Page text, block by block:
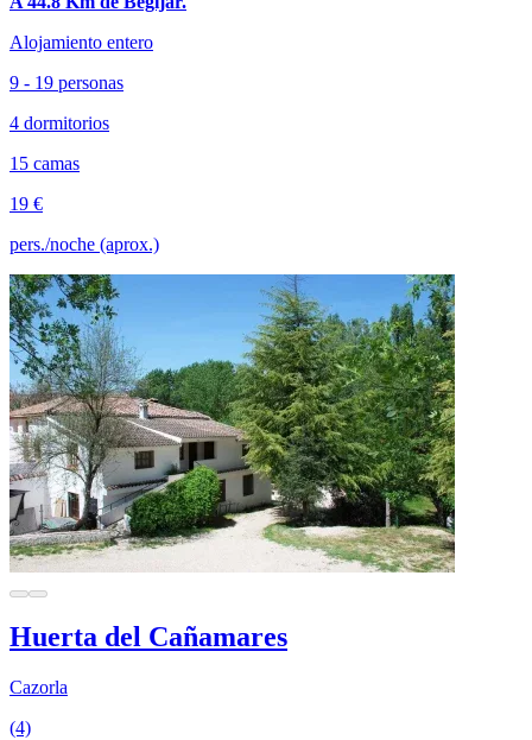
Alojamiento entero
9 - 19 personas
4 dormitorios
15 camas
19 €
pers./noche (aprox.)
Huerta del Cañamares
Cazorla
(4)